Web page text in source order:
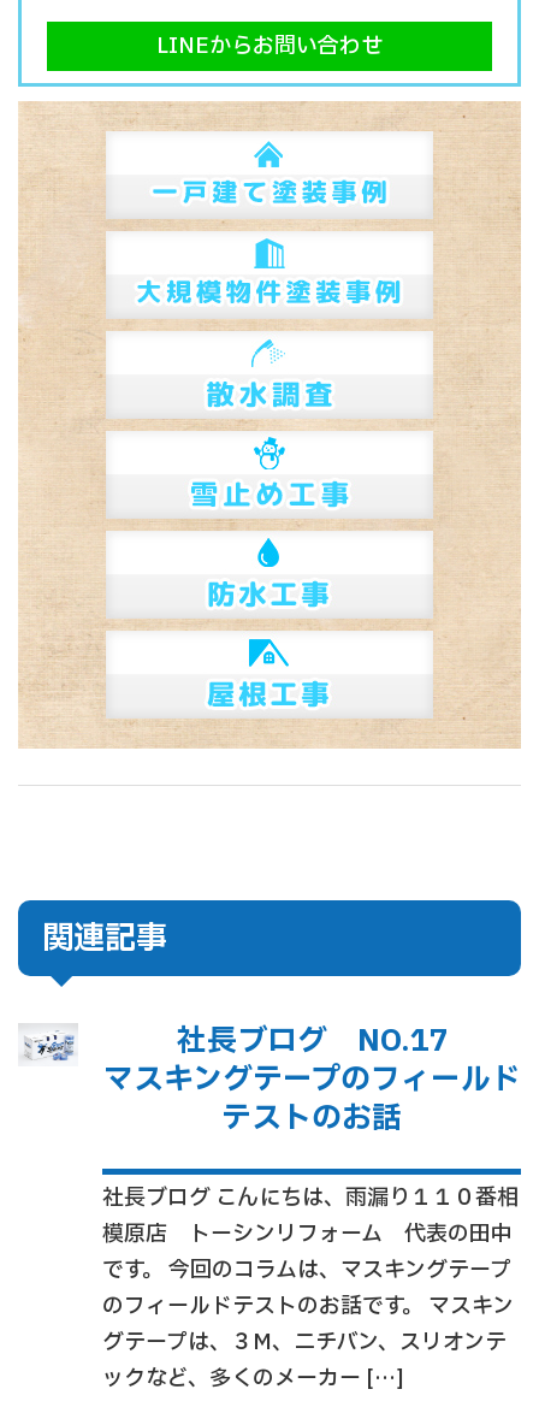
LINEからお問い合わせ
関連記事
社長ブログ NO.17
マスキングテープのフィールド
テストのお話
社長ブログ こんにちは、雨漏り１１０番相
模原店 トーシンリフォーム 代表の田中
です。 今回のコラムは、マスキングテープ
のフィールドテストのお話です。 マスキン
グテープは、３M、ニチバン、スリオンテ
ックなど、多くのメーカー […]